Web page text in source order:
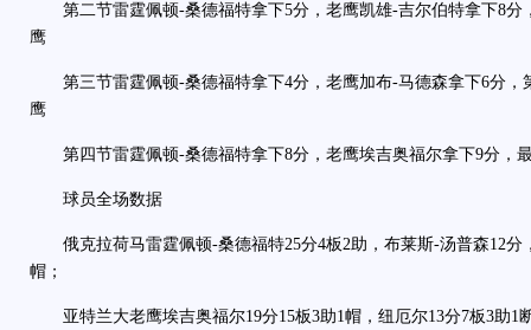
第二节雷霆佩顿-桑德福特拿下5分，老鹰凯雄-吉尔伯特拿下8分
鹰
第三节雷霆佩顿-桑德福特拿下4分，老鹰加布-马德森拿下6分，
鹰
第四节雷霆佩顿-桑德福特拿下8分，老鹰埃吉奥福尔拿下9分，
球员全场数据
俄克拉荷马雷霆佩顿-桑德福特25分4板2助，布莱斯-汤普森12分
帽；
亚特兰大老鹰埃吉奥福尔19分15板3助1帽，纽厄尔13分7板3助1